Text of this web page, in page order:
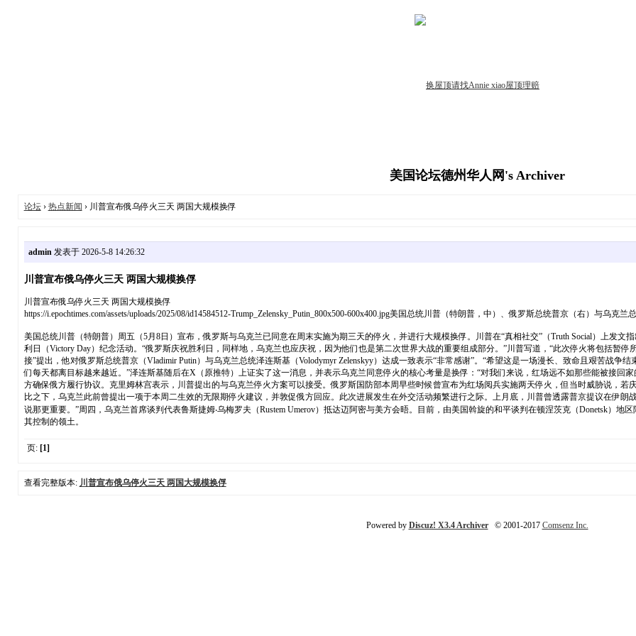
美国论坛德州华人网's Archiver
论坛› 热点新闻 › 川普宣布俄乌停火三天 两国大规模换俘
admin发表于 2026-5-8 14:26:32
川普宣布俄乌停火三天 两国大规模换俘
川普宣布俄乌停火三天 两国大规模换俘
https://i.epochtimes.com/assets/uploads/2025/08/id14584512-Trump_Zelensky_Putin_800x500-600x400.jpg美国总统川普（特朗普，中）、俄罗斯总统普京（右）与乌克兰
美国总统川普（特朗普）周五（5月8日）宣布，俄罗斯与乌克兰已同意在周末实施为期三天的停火，并进行大规模换俘。川普在“真相社交”（Truth Social）上发文
利日（Victory Day）纪念活动。“俄罗斯庆祝胜利日，同样地，乌克兰也应庆祝，因为他们也是第二次世界大战的重要组成部分。”川普写道，“此次停火将包括暂
接”提出，他对俄罗斯总统普京（Vladimir Putin）与乌克兰总统泽连斯基（Volodymyr Zelenskyy）达成一致表示“非常感谢”。“希望这是一场漫长、致命且艰苦战争
们每天都离目标越来越近。”泽连斯基随后在X（原推特）上证实了这一消息，并表示乌克兰同意停火的核心考量是换俘：“对我们来说，红场远不如那些能被接回
方确保俄方履行协议。克里姆林宫表示，川普提出的与乌克兰停火方案可以接受。俄罗斯国防部本周早些时候曾宣布为红场阅兵实施两天停火，但当时威胁说，
比之下，乌克兰此前曾提出一项于本周二生效的无限期停火建议，并敦促俄方回应。此次进展发生在外交活动频繁进行之际。上月底，川普曾透露普京提议在伊
说那更重要。”周四，乌克兰首席谈判代表鲁斯捷姆‧乌梅罗夫（Rustem Umerov）抵达迈阿密与美方会晤。目前，由美国斡旋的和平谈判在顿涅茨克（Donetsk）
其控制的领土。
页: [1]
查看完整版本: 川普宣布俄乌停火三天 两国大规模换俘
Powered by Discuz! X3.4 Archiver© 2001-2017 Comsenz Inc.